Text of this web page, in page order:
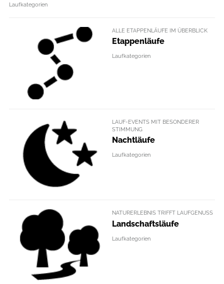
Laufkategorien
ALLE ETAPPENLÄUFE IM ÜBERBLICK
Etappenläufe
Laufkategorien
LAUF-EVENTS MIT BESONDERER
STIMMUNG
Nachtläufe
Laufkategorien
NATURERLEBNIS TRIFFT LAUFGENUSS
Landschaftsläufe
Laufkategorien